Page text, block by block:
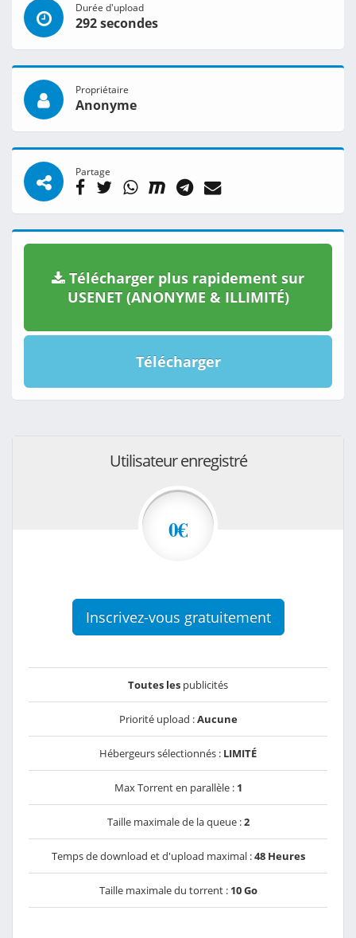
Durée d'upload
292 secondes
Propriétaire
Anonyme
Partage
Télécharger plus rapidement sur
USENET (ANONYME & ILLIMITÉ)
Télécharger
Utilisateur enregistré
0€
Inscrivez-vous gratuitement
Toutes les publicités
Priorité upload :Aucune
Hébergeurs sélectionnés : LIMITÉ
Max Torrent en parallèle : 1
Taille maximale de la queue :2
Temps de download et d'upload maximal :48 Heures
Taille maximale du torrent : 10 Go